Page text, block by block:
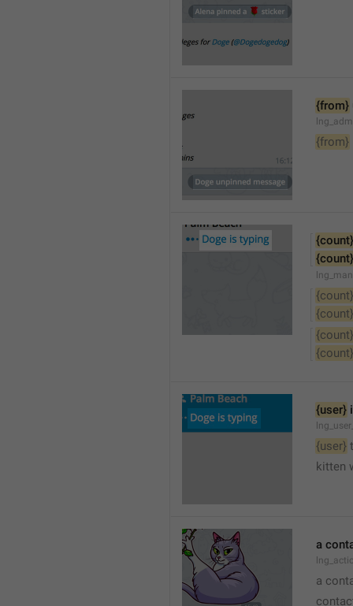
{from}
{from}
{count}
{count}
{count}
{count}
{count}
{count}
{user}
{user}
kitten
a
a